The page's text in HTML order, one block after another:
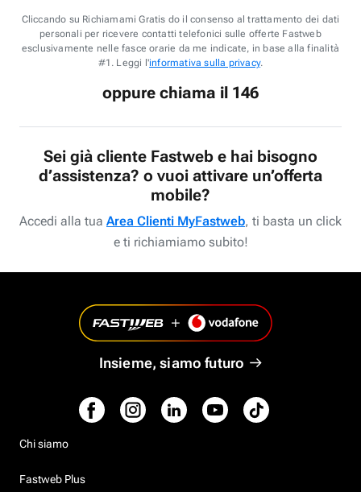
Cliccando su Richiamami Gratis do il consenso al trattamento dei dati
personali per ricevere contatti telefonici sulle offerte Fastweb
esclusivamente nelle fasce orarie da me indicate, in base alla finalità
#1. Leggi l'informativa sulla privacy.
oppure chiama il 146
Sei già cliente Fastweb e hai bisogno
d’assistenza? o vuoi attivare un’offerta
mobile?
Accedi alla tua Area Clienti MyFastweb, ti basta un click
e ti richiamiamo subito!
Insieme, siamo futuro
Chi siamo
Fastweb Plus